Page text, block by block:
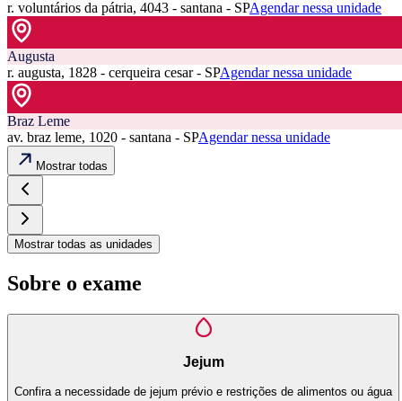
r. voluntários da pátria, 4043 - santana - SPAgendar nessa unidade
Augusta
r. augusta, 1828 - cerqueira cesar - SPAgendar nessa unidade
Braz Leme
av. braz leme, 1020 - santana - SPAgendar nessa unidade
Mostrar todas
Mostrar todas as unidades
Sobre o exame
Jejum
Confira a necessidade de jejum prévio e restrições de alimentos ou água